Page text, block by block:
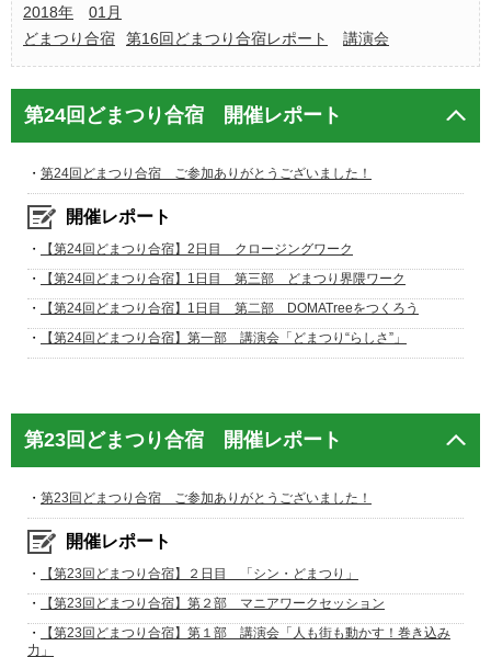
2018年
01月
どまつり合宿
第16回どまつり合宿レポート 講演会
第24回どまつり合宿 開催レポート
・ 第24回どまつり合宿 ご参加ありがとうございました！
開催レポート
・
【第24回どまつり合宿】2日目 クロージングワーク
・
【第24回どまつり合宿】1日目 第三部 どまつり界隈ワーク
・
【第24回どまつり合宿】1日目 第二部 DOMATreeをつくろう
・
【第24回どまつり合宿】第一部 講演会「どまつり“らしさ”」
第23回どまつり合宿 開催レポート
・ 第23回どまつり合宿 ご参加ありがとうございました！
開催レポート
・
【第23回どまつり合宿】２日目 「シン・どまつり」
・
【第23回どまつり合宿】第２部 マニアワークセッション
・
【第23回どまつり合宿】第１部 講演会「人も街も動かす！巻き込み
力」